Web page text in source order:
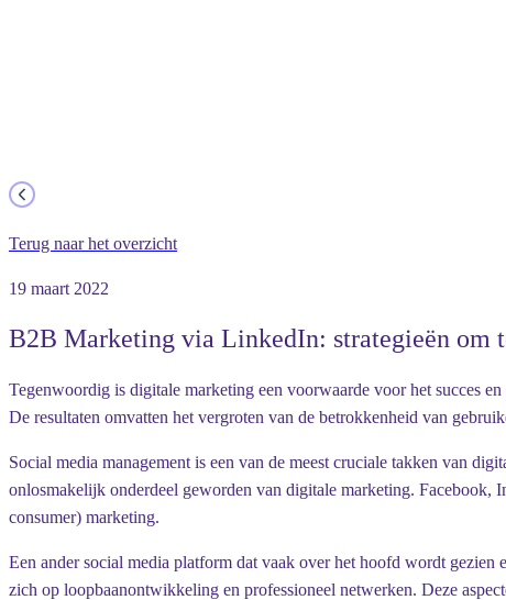
Terug naar het overzicht
19 maart 2022
B2B Marketing via LinkedIn: strategieën om
Tegenwoordig is digitale marketing een voorwaarde voor het succes
De resultaten omvatten het vergroten van de betrokkenheid van
Social media management is een van de meest cruciale takken van
onlosmakelijk onderdeel geworden van digitale marketing. Facebook,
consumer) marketing.
Een ander social media platform dat vaak over het hoofd wordt
zich op loopbaanontwikkeling en professioneel netwerken. Deze